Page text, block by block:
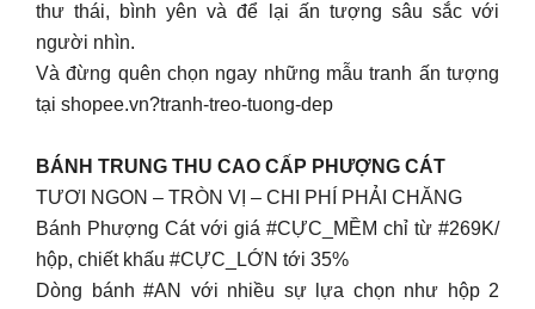
thư thái, bình yên và để lại ấn tượng sâu sắc với
người nhìn.
Và đừng quên chọn ngay những mẫu tranh ấn tượng
tại shopee.vn?tranh-treo-tuong-dep
BÁNH TRUNG THU CAO CẤP PHƯỢNG CÁT
TƯƠI NGON – TRÒN VỊ – CHI PHÍ PHẢI CHĂNG
Bánh Phượng Cát với giá #CỰC_MỀM chỉ từ #269K/
hộp, chiết khấu #CỰC_LỚN tới 35%
Dòng bánh #AN với nhiều sự lựa chọn như hộp 2